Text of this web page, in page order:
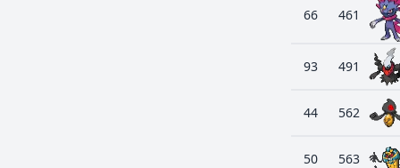
66 461
93 491
44 562
50 563